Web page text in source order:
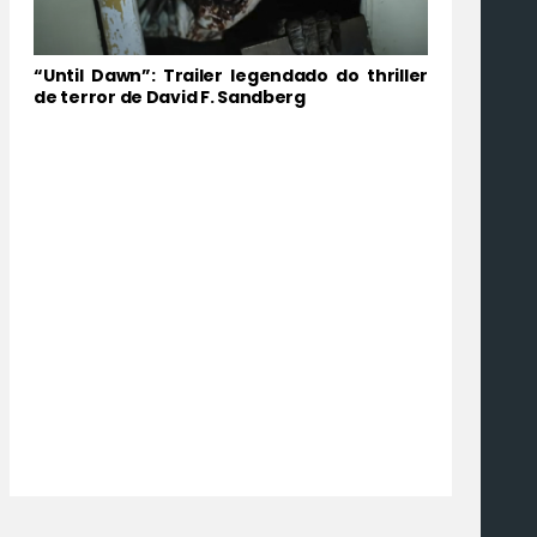
“Until Dawn”: Trailer legendado do thriller
de terror de David F. Sandberg